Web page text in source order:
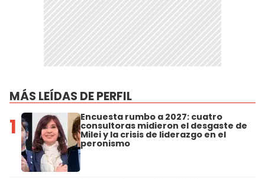
MÁS LEÍDAS DE PERFIL
1 Encuesta rumbo a 2027: cuatro
consultoras midieron el desgaste de
Milei y la crisis de liderazgo en el
peronismo